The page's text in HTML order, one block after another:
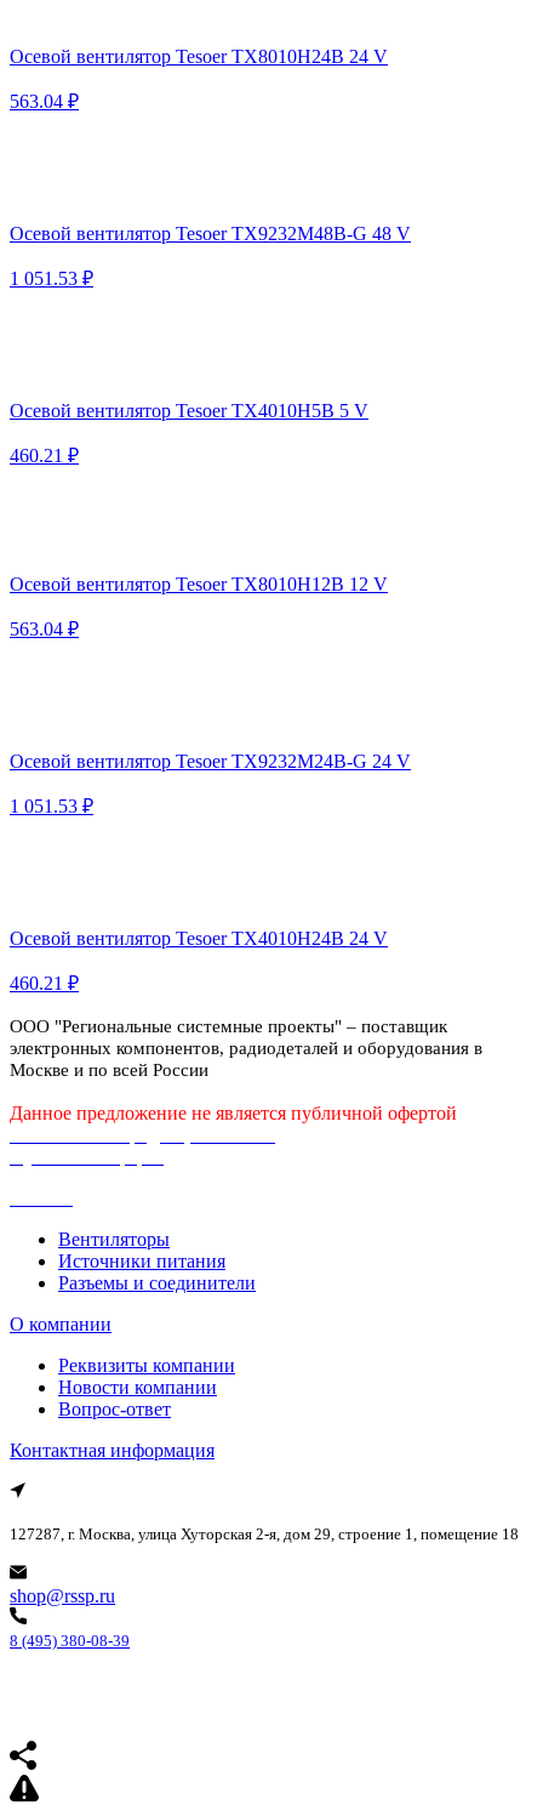
Осевой вентилятор Tesoer TX8010H24B 24 V
563.04 ₽
Осевой вентилятор Tesoer TX9232M48B-G 48 V
1 051.53 ₽
Осевой вентилятор Tesoer TX4010H5B 5 V
460.21 ₽
Осевой вентилятор Tesoer TX8010H12B 12 V
563.04 ₽
Осевой вентилятор Tesoer TX9232M24B-G 24 V
1 051.53 ₽
Осевой вентилятор Tesoer TX4010H24B 24 V
460.21 ₽
ООО "Региональные системные проекты" – поставщик
электронных компонентов, радиодеталей и оборудования в
Москве и по всей России
Данное предложение не является публичной офертой
Вентиляторы
Источники питания
Разъемы и соединители
О компании
Реквизиты компании
Новости компании
Вопрос-ответ
Контактная информация
127287, г. Москва, улица Хуторская 2-я, дом 29, строение 1, помещение 18
shop@rssp.ru
8 (495) 380-08-39